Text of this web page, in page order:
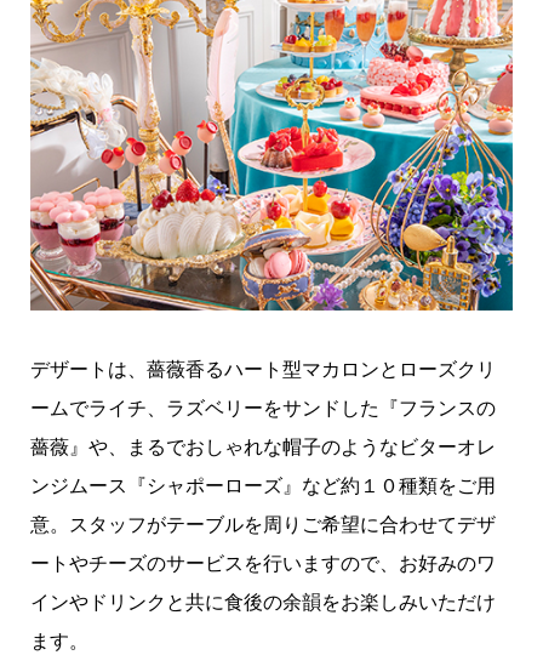
デザートは、薔薇香るハート型マカロンとローズクリ
ームでライチ、ラズベリーをサンドした『フランスの
薔薇』や、まるでおしゃれな帽子のようなビターオレ
ンジムース『シャポーローズ』など約１０種類をご用
意。スタッフがテーブルを周りご希望に合わせてデザ
ートやチーズのサービスを行いますので、お好みのワ
インやドリンクと共に食後の余韻をお楽しみいただけ
ます。